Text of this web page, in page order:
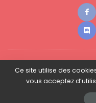
Contact ●
© 2025 -
Ce site utilise des
vous acceptez